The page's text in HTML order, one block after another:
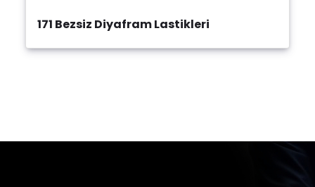
171 Bezsiz Diyafram Lastikleri